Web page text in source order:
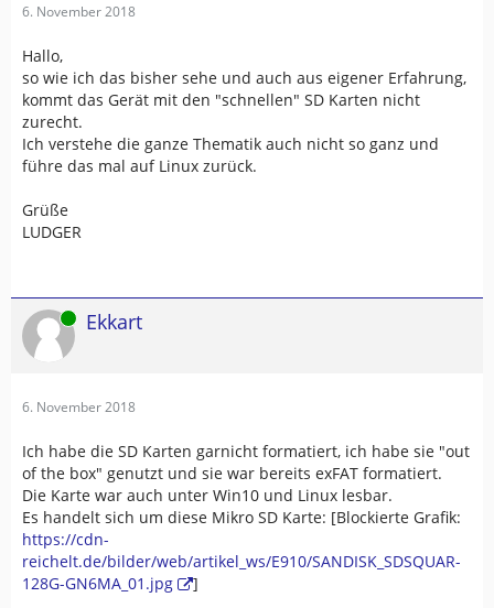
6. November 2018
Hallo,
so wie ich das bisher sehe und auch aus eigener Erfahrung,
kommt das Gerät mit den "schnellen" SD Karten nicht
zurecht.
Ich verstehe die ganze Thematik auch nicht so ganz und
führe das mal auf Linux zurück.
Grüße
LUDGER
Online Ekkart
6. November 2018
Ich habe die SD Karten garnicht formatiert, ich habe sie "out
of the box" genutzt und sie war bereits exFAT formatiert.
Die Karte war auch unter Win10 und Linux lesbar.
Es handelt sich um diese Mikro SD Karte: [Blockierte Grafik:
https://cdn-
reichelt.de/bilder/web/artikel_ws/E910/SANDISK_SDSQUAR-
128G-GN6MA_01.jpg
]